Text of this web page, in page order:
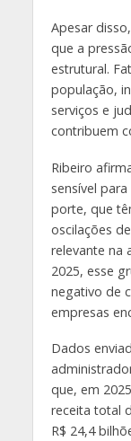
Apesar
que a
estrutural.
população,
serviços e
contribuem
Ribeiro
sensível
porte, que
oscilações
relevante na
2025, esse
negativo de
empresas
Dados
que, em
receita total
R$ 24,4